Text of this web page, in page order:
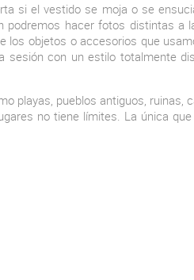
si el vestido se moja o se
podremos hacer fotos distintas a
los objetos o accesorios que
con un estilo totalmente
playas, pueblos antiguos, ruinas,
no tiene límites. La única